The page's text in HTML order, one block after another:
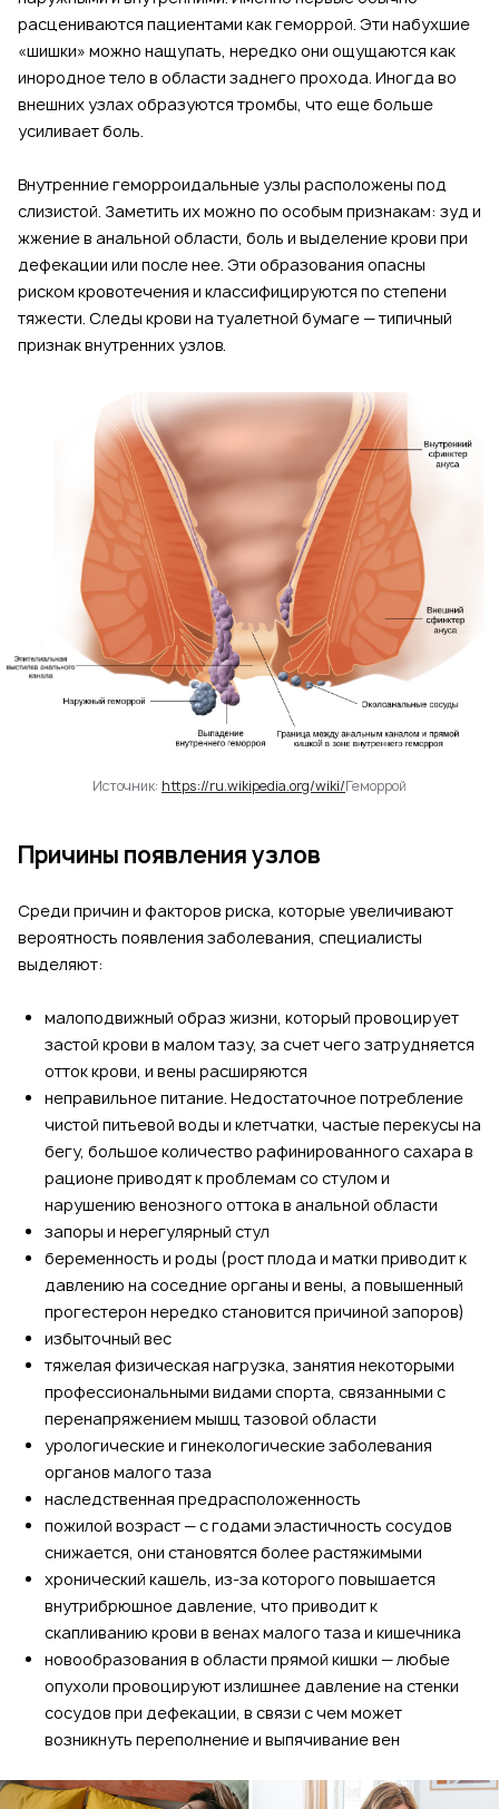
расцениваются пациентами как геморрой. Эти набухшие
«шишки» можно нащупать, нередко они ощущаются как
инородное тело в области заднего прохода. Иногда во
внешних узлах образуются тромбы, что еще больше
усиливает боль.
Внутренние геморроидальные узлы расположены под
слизистой. Заметить их можно по особым признакам: зуд и
жжение в анальной области, боль и выделение крови при
дефекации или после нее. Эти образования опасны
риском кровотечения и классифицируются по степени
тяжести. Следы крови на туалетной бумаге — типичный
признак внутренних узлов.
Источник: https://ru.wikipedia.org/wiki/Геморрой
Причины появления узлов
Среди причин и факторов риска, которые увеличивают
вероятность появления заболевания, специалисты
выделяют:
малоподвижный образ жизни, который провоцирует
застой крови в малом тазу, за счет чего затрудняется
отток крови, и вены расширяются
неправильное питание. Недостаточное потребление
чистой питьевой воды и клетчатки, частые перекусы на
бегу, большое количество рафинированного сахара в
рационе приводят к проблемам со стулом и
нарушению венозного оттока в анальной области
запоры и нерегулярный стул
беременность и роды (рост плода и матки приводит к
давлению на соседние органы и вены, а повышенный
прогестерон нередко становится причиной запоров)
избыточный вес
тяжелая физическая нагрузка, занятия некоторыми
профессиональными видами спорта, связанными с
перенапряжением мышц тазовой области
урологические и гинекологические заболевания
органов малого таза
наследственная предрасположенность
пожилой возраст — с годами эластичность сосудов
снижается, они становятся более растяжимыми
хронический кашель, из-за которого повышается
внутрибрюшное давление, что приводит к
скапливанию крови в венах малого таза и кишечника
новообразования в области прямой кишки — любые
опухоли провоцируют излишнее давление на стенки
сосудов при дефекации, в связи с чем может
возникнуть переполнение и выпячивание вен